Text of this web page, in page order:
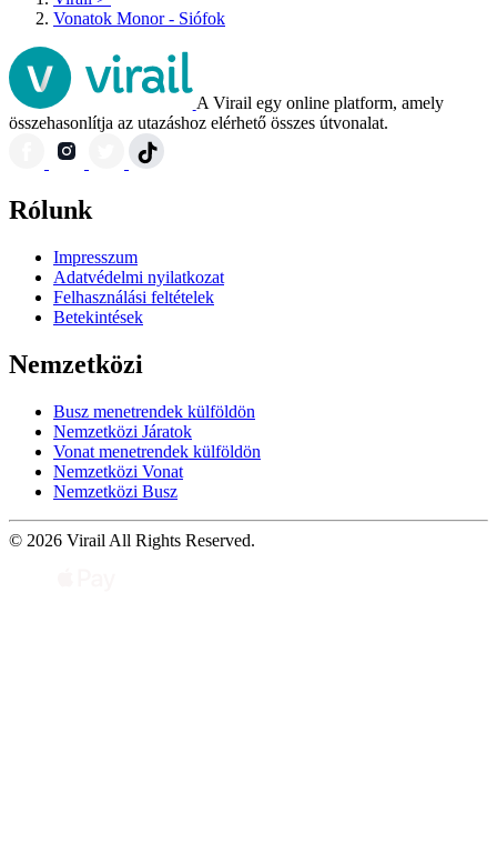
Vonatok Monor - Siófok
A Virail egy online platform, amely
összehasonlítja az utazáshoz elérhető összes útvonalat.
Rólunk
Impresszum
Adatvédelmi nyilatkozat
Felhasználási feltételek
Betekintések
Nemzetközi
Busz menetrendek külföldön
Nemzetközi Járatok
Vonat menetrendek külföldön
Nemzetközi Vonat
Nemzetközi Busz
© 2026 Virail All Rights Reserved.